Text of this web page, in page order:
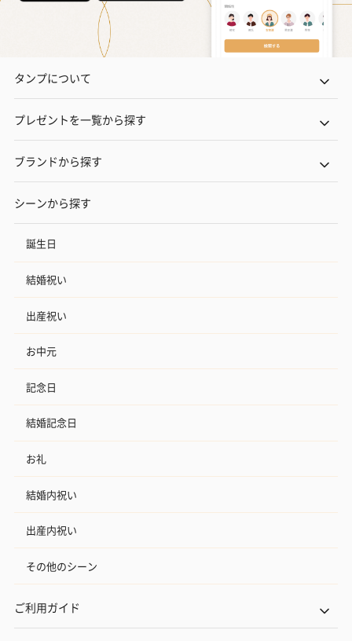
タンプについて
プレゼントを一覧から探す
ブランドから探す
シーンから探す
誕生日
結婚祝い
出産祝い
お中元
記念日
結婚記念日
お礼
結婚内祝い
出産内祝い
その他のシーン
ご利用ガイド